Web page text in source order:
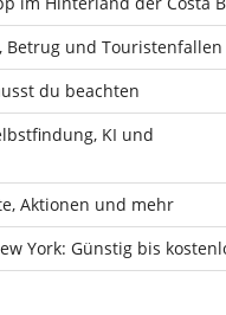
Betrug und Touristenfallen
du beachten
KI und
Aktionen und mehr
York: Günstig bis